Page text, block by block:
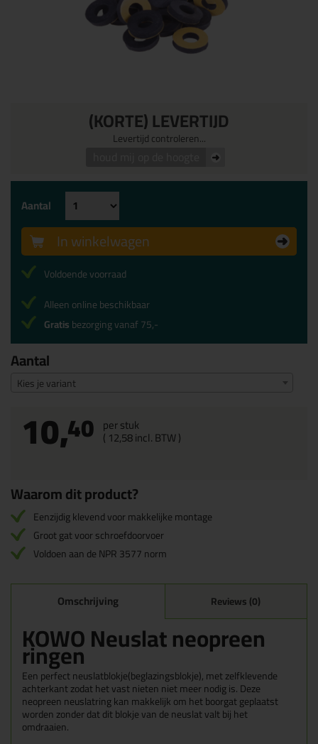
(KORTE) LEVERTIJD
Levertijd controleren...
Aantal
Kies je variant
10,40 per stuk
( 12,58incl. BTW )
Aantal
In winkelwagen
Voldoende voorraad
Alleen online beschikbaar
Gratisbezorging vanaf 75,-
Waarom dit product?
Eenzijdig klevend voor makkelijke montage
Groot gat voor schroefdoorvoer
Voldoen aan de NPR 3577 norm
Omschrijving Reviews (0)
KOWO Neuslat neopreen
ringen
Een perfect neuslatblokje(beglazingsblokje), met zelfklevende
achterkant zodat het vast nieten niet meer nodig is. Deze
neopreen neuslatring kan makkelijk om het boorgat geplaatst
worden zonder dat dit blokje van de neuslat valt bij het
omdraaien.